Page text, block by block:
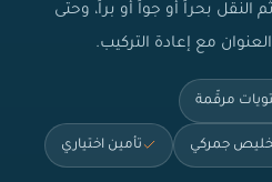
بحراً أو جواً أو براً، وحتى
مع إعادة التركيب.
مرقّمة
جمركي تأمين اختياري